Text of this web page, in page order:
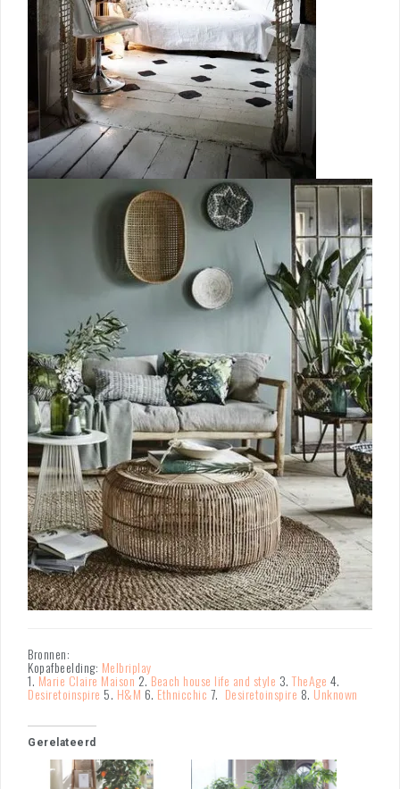
Bronnen:
Kopafbeelding: Melbriplay
1. Marie Claire Maison 2.Beach house life and style 3.TheAge 4.
Desiretoinspire 5. H&M 6. Ethnicchic 7. Desiretoinspire 8. Unknown
Gerelateerd